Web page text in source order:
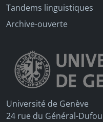
Tandems linguistiques
Archive-ouverte
Université de Genève
24 rue du Général-